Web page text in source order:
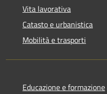
Vita lavorativa
Catasto e urbanistica
Mobilità e trasporti
Educazione e formazione